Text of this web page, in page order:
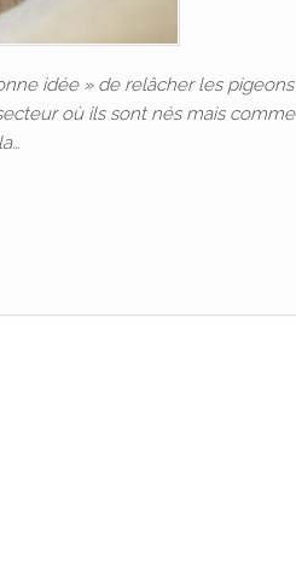
idée » de relâcher les pigeons
où ils sont nés mais comme